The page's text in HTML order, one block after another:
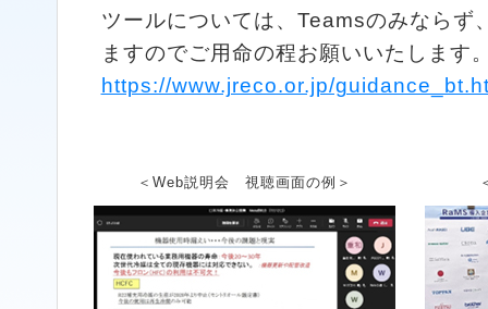
ツールについては、Teamsのみならず
ますのでご用命の程お願いいたします
https://www.jreco.or.jp/
＜Web説明会 視聴画面の例＞